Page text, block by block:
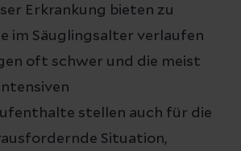
Erkrankung bieten zu
im Säuglingsalter verlaufen
oft schwer und die meist
stellen auch für die
Situation,